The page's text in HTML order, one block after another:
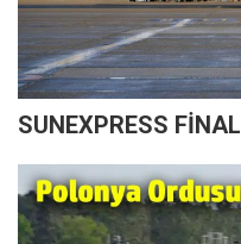
SUNEXPRESS